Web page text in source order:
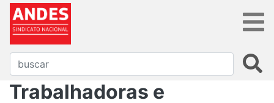
Trabalhadoras e